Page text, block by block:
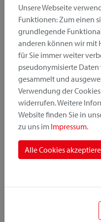
Produktkategorie
Montageposition
Befestigungssystem
Unsere Webseite
Funktionen: Zum einen
grundlegende
anderen können wir mit
für Sie immer weiter
pseudonymisierte Daten
gesammelt und
Verwendung der
widerrufen. Weitere
Website finden Sie in
zu uns im Impressum.
Alle Cookies